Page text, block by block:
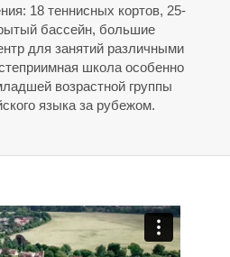
18 теннисных кортов, 25-
бассейн, большие
для занятий различными
школа особенно
возрастной группы
языка за рубежом.